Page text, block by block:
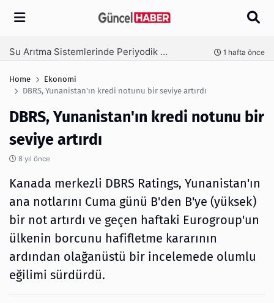
Arama
Ambalaj Süreçlerinde Yeni Nesil Verimliliği Olimpack ile Yakalayın 3 hafta önce
Home
Ekonomi
DBRS, Yunanistan'ın kredi notunu bir seviye artırdı
DBRS, Yunanistan'ın kredi notunu bir
seviye artırdı
8 yıl önce
Kanada merkezli DBRS Ratings, Yunanistan'ın
ana notlarını Cuma günü B'den B'ye (yüksek)
bir not artırdı ve geçen haftaki Eurogroup'un
ülkenin borcunu hafifletme kararının
ardından olağanüstü bir incelemede olumlu
eğilimi sürdürdü.